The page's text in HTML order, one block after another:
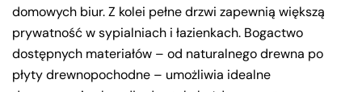
domowych biur. Z kolei pełne drzwi zapewnią większą
prywatność w sypialniach i łazienkach. Bogactwo
dostępnych materiałów – od naturalnego drewna po
płyty drewnopochodne – umożliwia idealne